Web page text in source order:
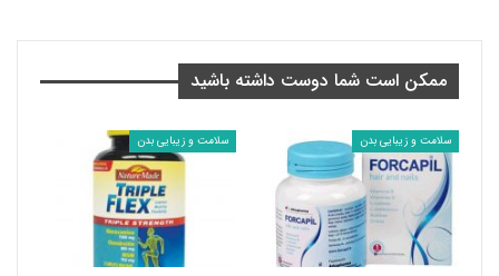
ممکن است شما دوست داشته باشید
سلامت و زیبایی بدن سلامت و زیبایی بدن